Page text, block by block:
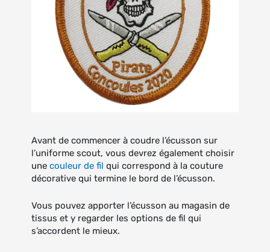
Avant de commencer à coudre l’écusson sur
l’uniforme scout, vous devrez également choisir
une couleur de fil qui correspond à la couture
décorative qui termine le bord de l’écusson.
Vous pouvez apporter l’écusson au magasin de
tissus et y regarder les options de fil qui
s’accordent le mieux.